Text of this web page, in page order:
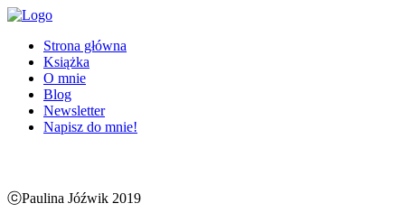
Strona główna
Książka
O mnie
Blog
Newsletter
Napisz do mnie!
ⓒPaulina Jóźwik 2019